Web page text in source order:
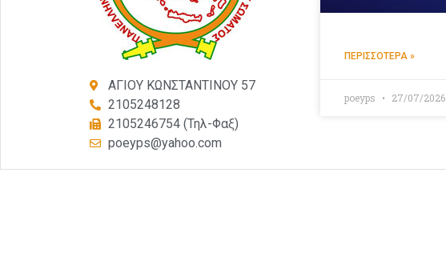
ΑΓΙΟΥ ΚΩΝΣΤΑΝΤΙΝΟΥ 57
2105248128
2105246754 (Τηλ-Φαξ)
poeyps@yahoo.com
ΠΕΡΙΣΣΌΤΕΡΑ »
poeyps 27/07/2026